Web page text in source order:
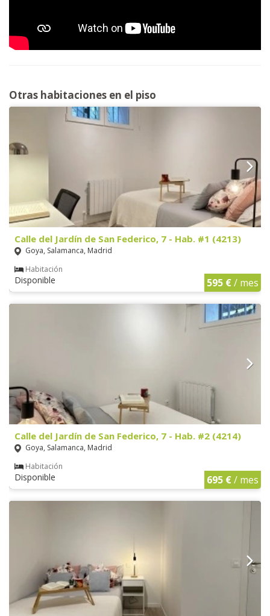
Otras habitaciones en el piso
Calle del Jardín de San Federico, 7 - Hab. #1 (4213)
Goya, Salamanca, Madrid
Habitación
Disponible 595 €/ mes
Calle del Jardín de San Federico, 7 - Hab. #2 (4214)
Goya, Salamanca, Madrid
Habitación
Disponible 695 €/ mes